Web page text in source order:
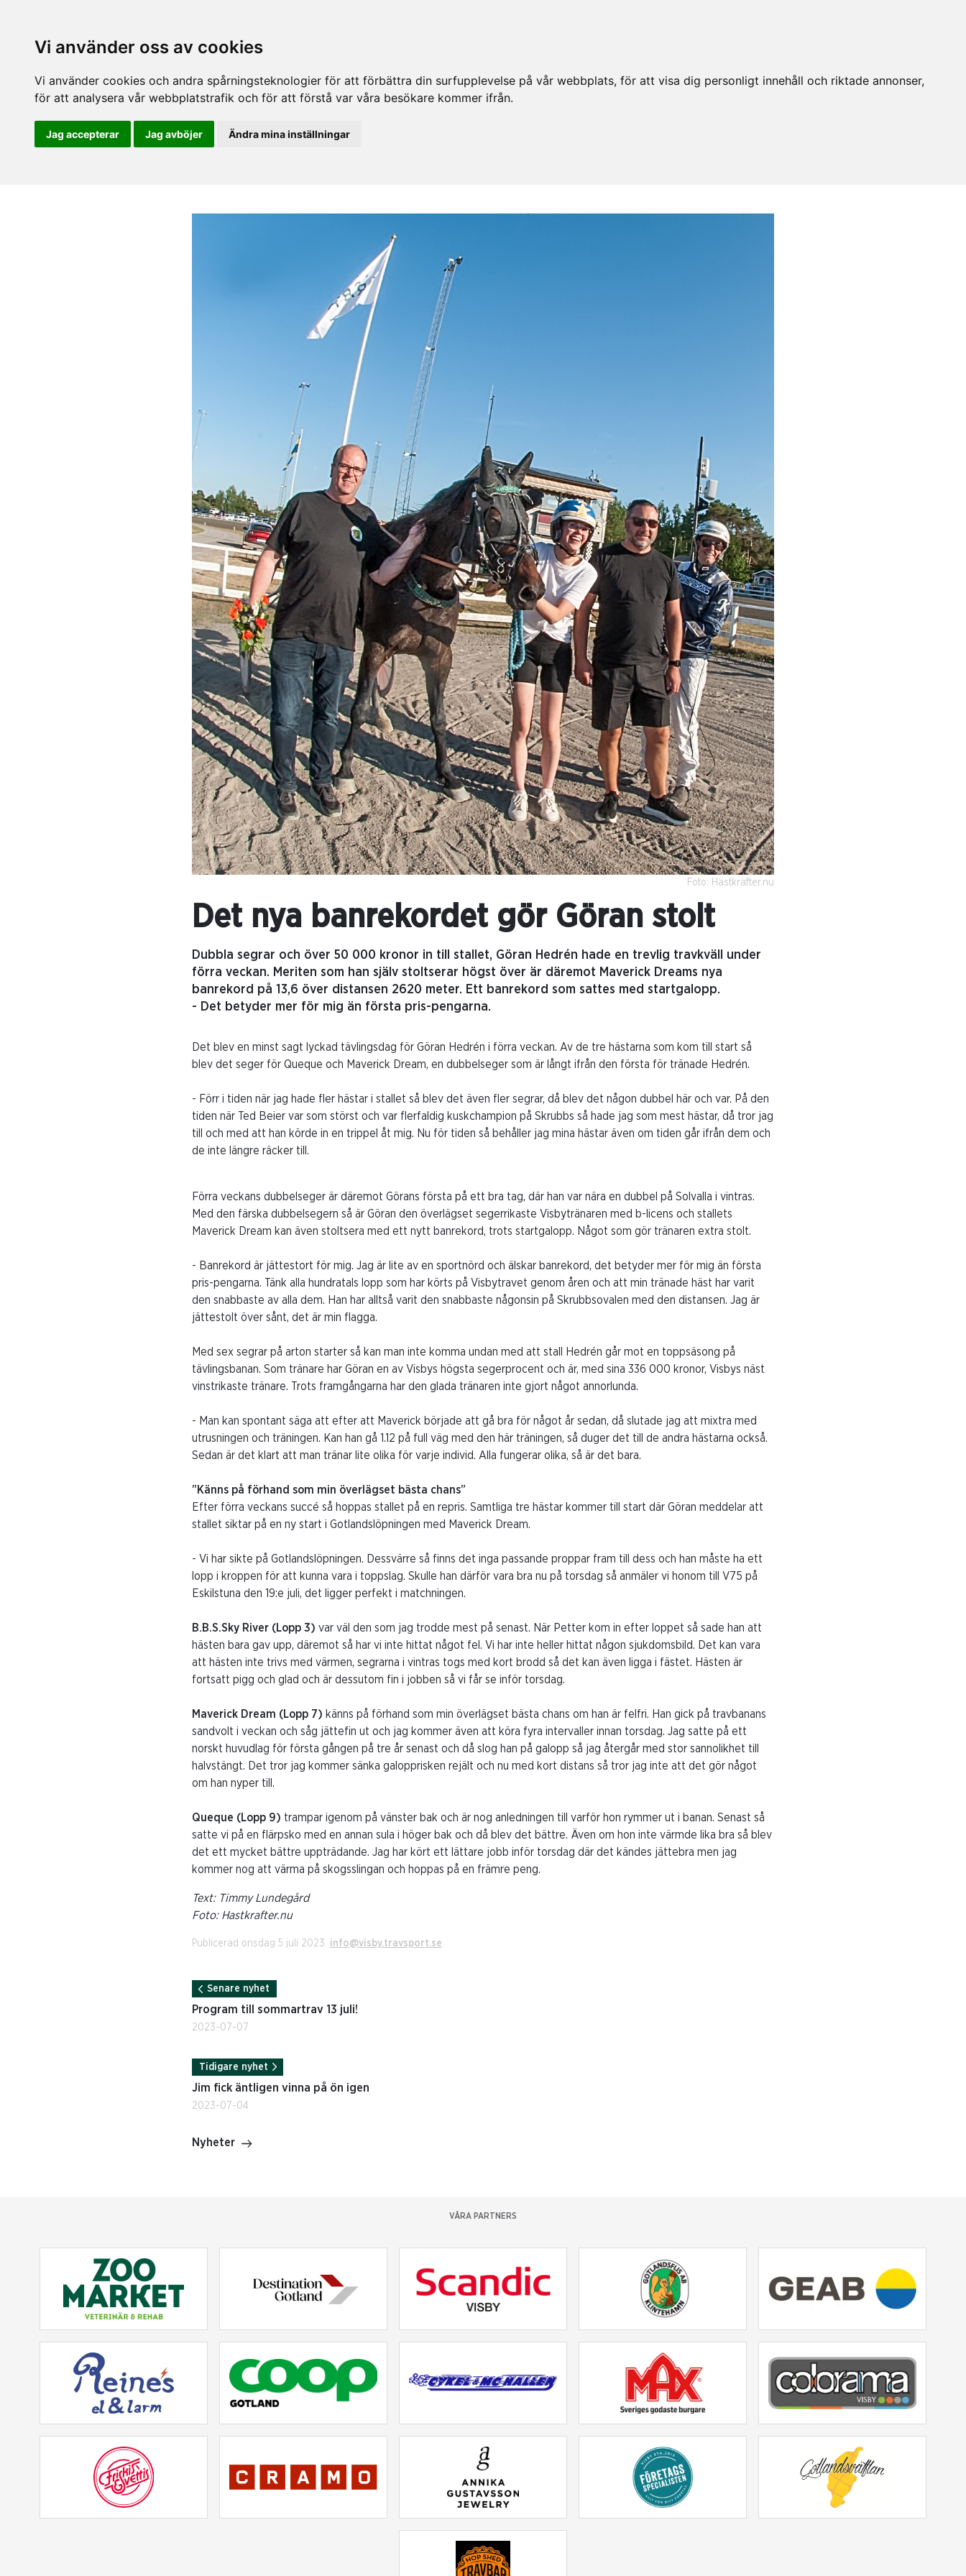
Vi använder oss av cookies
Vi använder cookies och andra spårningsteknologier för att förbättra din surfupplevelse på vår webbplats, för att visa dig personligt innehåll och riktade annonser,
för att analysera vår webbplatstrafik och för att förstå var våra besökare kommer ifrån.
Jag accepterar Jag avböjer Ändra mina inställningar
Foto: Hästkrafter.nu
Det nya banrekordet gör Göran stolt
Dubbla segrar och över 50 000 kronor in till stallet, Göran Hedrén hade en trevlig travkväll under
förra veckan. Meriten som han själv stoltserar högst över är däremot Maverick Dreams nya
banrekord på 13,6 över distansen 2620 meter. Ett banrekord som sattes med startgalopp.
- Det betyder mer för mig än första pris-pengarna.
Det blev en minst sagt lyckad tävlingsdag för Göran Hedrén i förra veckan. Av de tre hästarna som kom till start så
blev det seger för Queque och Maverick Dream, en dubbelseger som är långt ifrån den första för tränade Hedrén.
- Förr i tiden när jag hade fler hästar i stallet så blev det även fler segrar, då blev det någon dubbel här och var. På den
tiden när Ted Beier var som störst och var flerfaldig kuskchampion på Skrubbs så hade jag som mest hästar, då tror jag
till och med att han körde in en trippel åt mig. Nu för tiden så behåller jag mina hästar även om tiden går ifrån dem och
de inte längre räcker till.
Förra veckans dubbelseger är däremot Görans första på ett bra tag, där han var nära en dubbel på Solvalla i vintras.
Med den färska dubbelsegern så är Göran den överlägset segerrikaste Visbytränaren med b-licens och stallets
Maverick Dream kan även stoltsera med ett nytt banrekord, trots startgalopp. Något som gör tränaren extra stolt.
- Banrekord är jättestort för mig. Jag är lite av en sportnörd och älskar banrekord, det betyder mer för mig än första
pris-pengarna. Tänk alla hundratals lopp som har körts på Visbytravet genom åren och att min tränade häst har varit
den snabbaste av alla dem. Han har alltså varit den snabbaste någonsin på Skrubbsovalen med den distansen. Jag är
jättestolt över sånt, det är min flagga.
Med sex segrar på arton starter så kan man inte komma undan med att stall Hedrén går mot en toppsäsong på
tävlingsbanan. Som tränare har Göran en av Visbys högsta segerprocent och är, med sina 336 000 kronor, Visbys näst
vinstrikaste tränare. Trots framgångarna har den glada tränaren inte gjort något annorlunda.
- Man kan spontant säga att efter att Maverick började att gå bra för något år sedan, då slutade jag att mixtra med
utrusningen och träningen. Kan han gå 1.12 på full väg med den här träningen, så duger det till de andra hästarna också.
Sedan är det klart att man tränar lite olika för varje individ. Alla fungerar olika, så är det bara.
”Känns på förhand som min överlägset bästa chans”
Efter förra veckans succé så hoppas stallet på en repris. Samtliga tre hästar kommer till start där Göran meddelar att
stallet siktar på en ny start i Gotlandslöpningen med Maverick Dream.
- Vi har sikte på Gotlandslöpningen. Dessvärre så finns det inga passande proppar fram till dess och han måste ha ett
lopp i kroppen för att kunna vara i toppslag. Skulle han därför vara bra nu på torsdag så anmäler vi honom till V75 på
Eskilstuna den 19:e juli, det ligger perfekt i matchningen.
B.B.S.Sky River (Lopp 3) var väl den som jag trodde mest på senast. När Petter kom in efter loppet så sade han att
hästen bara gav upp, däremot så har vi inte hittat något fel. Vi har inte heller hittat någon sjukdomsbild. Det kan vara
att hästen inte trivs med värmen, segrarna i vintras togs med kort brodd så det kan även ligga i fästet. Hästen är
fortsatt pigg och glad och är dessutom fin i jobben så vi får se inför torsdag.
Maverick Dream (Lopp 7) känns på förhand som min överlägset bästa chans om han är felfri. Han gick på travbanans
sandvolt i veckan och såg jättefin ut och jag kommer även att köra fyra intervaller innan torsdag. Jag satte på ett
norskt huvudlag för första gången på tre år senast och då slog han på galopp så jag återgår med stor sannolikhet till
halvstängt. Det tror jag kommer sänka galopprisken rejält och nu med kort distans så tror jag inte att det gör något
om han nyper till.
Queque (Lopp 9) trampar igenom på vänster bak och är nog anledningen till varför hon rymmer ut i banan. Senast så
satte vi på en flärpsko med en annan sula i höger bak och då blev det bättre. Även om hon inte värmde lika bra så blev
det ett mycket bättre uppträdande. Jag har kört ett lättare jobb inför torsdag där det kändes jättebra men jag
kommer nog att värma på skogsslingan och hoppas på en främre peng.
Text: Timmy Lundegård
Foto: Hastkrafter.nu
Publicerad onsdag 5 juli 2023. info@visby.travsport.se
Senare nyhet
Program till sommartrav 13 juli!
2023-07-07
Tidigare nyhet
Jim fick äntligen vinna på ön igen
2023-07-04
Nyheter
VÅRA PARTNERS